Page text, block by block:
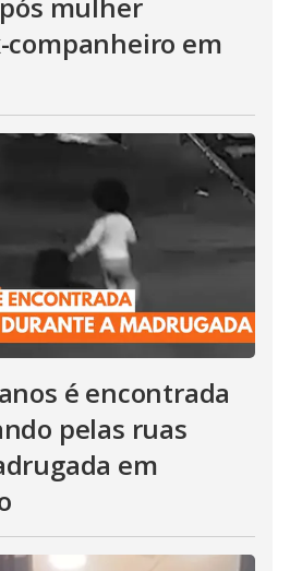
em
é encontrada
pelas ruas
em